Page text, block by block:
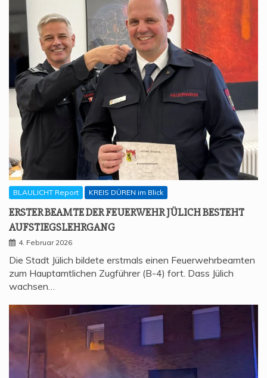
BLAULICHT Report KREIS DÜREN im Blick
ERS­TER BEAM­TE DER FEU­ER­WEHR JÜLICH BESTEHT
AUFSTIEGSLEHRGANG
4. Februar 2026
Die Stadt Jülich bildete erstmals einen Feuerwehrbeamten
zum Hauptamtlichen Zugführer (B-4) fort. Dass Jülich
wachsen…